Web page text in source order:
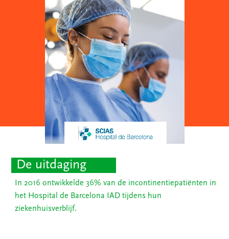
De uitdaging
In 2016 ontwikkelde 36% van de incontinentiepatiënten in
het Hospital de Barcelona IAD tijdens hun
ziekenhuisverblijf.